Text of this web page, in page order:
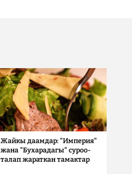
Жайкы даамдар: "Империя"
жана "Бухарадагы" суроо-
талап жараткан тамактар